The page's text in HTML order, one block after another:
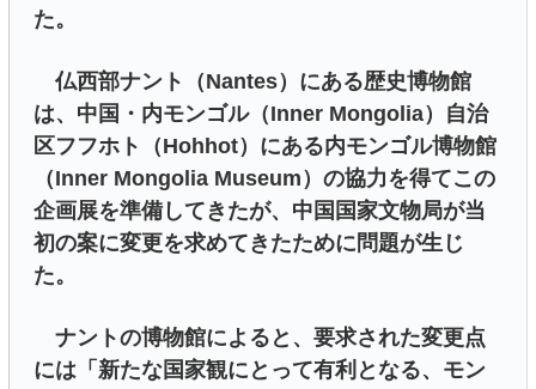
た。
仏西部ナント（Nantes）にある歴史博物館
は、中国・内モンゴル（Inner Mongolia）自治
区フフホト（Hohhot）にある内モンゴル博物館
（Inner Mongolia Museum）の協力を得てこの
企画展を準備してきたが、中国国家文物局が当
初の案に変更を求めてきたために問題が生じ
た。
ナントの博物館によると、要求された変更点
には「新たな国家観にとって有利となる、モン